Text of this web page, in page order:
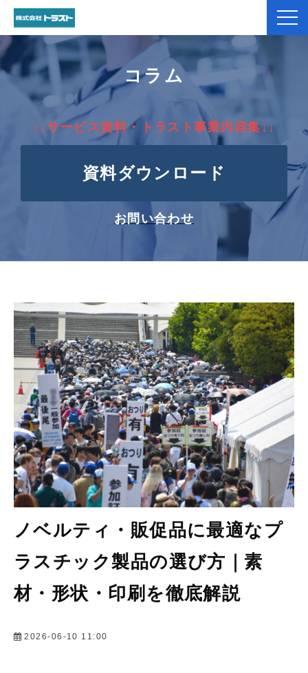
製品紹介
加工事例
会社情報
コラム
↓↓サービス資料・トラスト事業内容集↓↓
資料ダウンロード
お問い合わせ
ノベルティ・販促品に最適なプ
ラスチック製品の選び方｜素
材・形状・印刷を徹底解説
2026-06-10 11:00